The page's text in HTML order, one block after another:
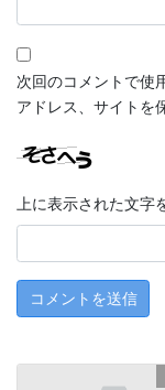
次回のコメントで使
アドレス、サイトを
上に表示された文字